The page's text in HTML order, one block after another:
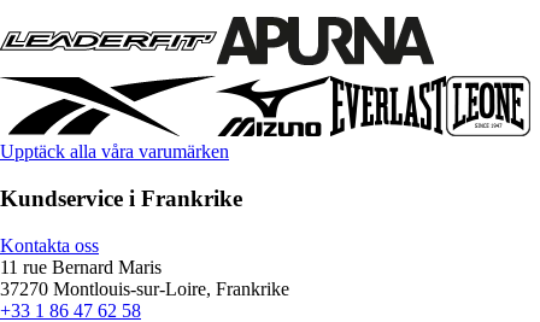
Upptäck alla våra varumärken
Kundservice i Frankrike
Kontakta oss
11 rue Bernard Maris
37270 Montlouis-sur-Loire, Frankrike
+33 1 86 47 62 58